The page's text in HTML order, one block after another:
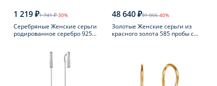
1 219 ₽1 741 ₽-30%
Серебряные Женские серьги
родированное серебро 925
48 640 ₽81 066-40%
Золотые Женские серьги из
красного золота 585 пробы с